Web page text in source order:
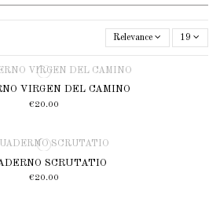
Relevance 19
VIRGEN DEL CAMINO
€20.00
SCRUTATIO
€20.00